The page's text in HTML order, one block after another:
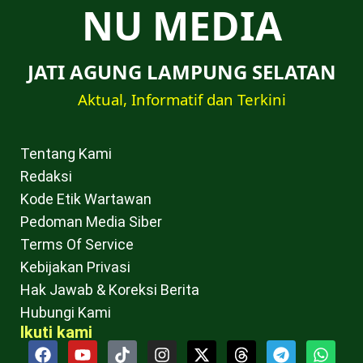
NU MEDIA
JATI AGUNG LAMPUNG SELATAN
Aktual, Informatif dan Terkini
Tentang Kami
Redaksi
Kode Etik Wartawan
Pedoman Media Siber
Terms Of Service
Kebijakan Privasi
Hak Jawab & Koreksi Berita
Hubungi Kami
Ikuti kami